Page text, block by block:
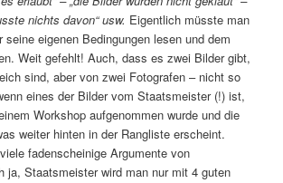
nichts davon“ usw. Eigentlich müsste man
seine eigenen Bedingungen lesen und dem
Weit gefehlt! Auch, dass es zwei Bilder gibt,
sind, aber von zwei Fotografen – nicht so
eines der Bilder vom Staatsmeister (!) ist,
Workshop aufgenommen wurde und die
weiter hinten in der Rangliste erscheint.
fadenscheinige Argumente von
ja, Staatsmeister wird man nur mit 4 guten